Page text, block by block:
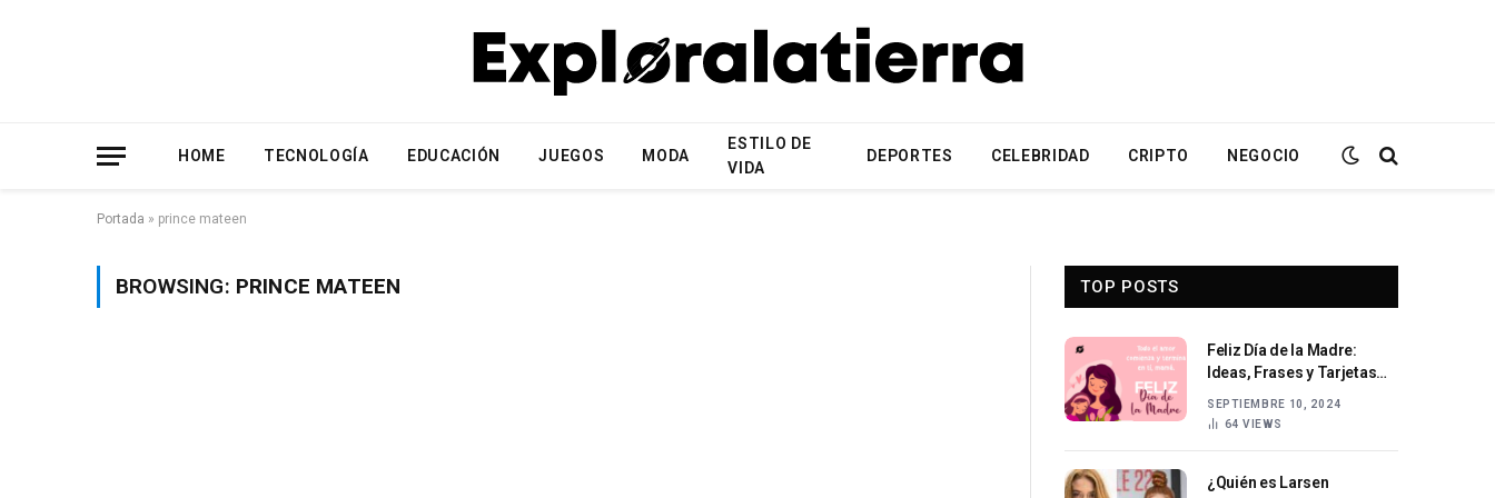
HOME TECNOLOGÍA EDUCACIÓN JUEGOS MODA
ESTILO DE
VIDA
DEPORTES CELEBRIDAD CRIPTO NEGOCIO
Portada » prince mateen
BROWSING: PRINCE MATEEN TOP POSTS
Feliz Día de la Madre:
Ideas, Frases y Tarjetas
SEPTIEMBRE 10, 2024
64 VIEWS
¿Quién es Larsen